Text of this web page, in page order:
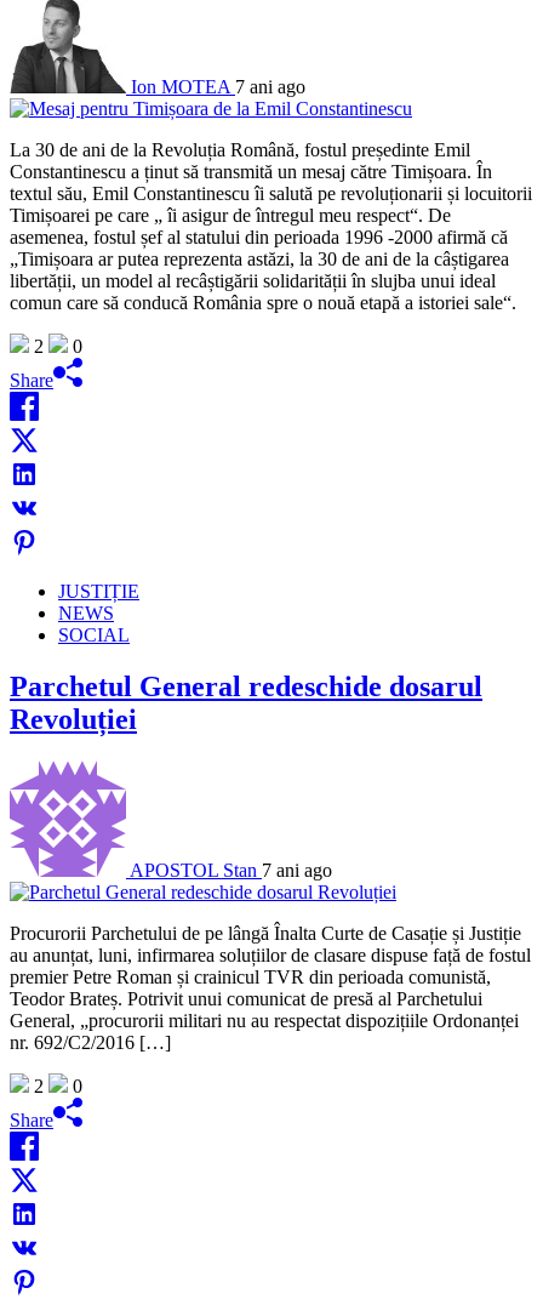
Ion MOTEA 7 ani ago
La 30 de ani de la Revoluția Română, fostul președinte Emil
Constantinescu a ținut să transmită un mesaj către Timișoara. În
textul său, Emil Constantinescu îi salută pe revoluționarii și locuitorii
Timișoarei pe care „ îi asigur de întregul meu respect“. De
asemenea, fostul șef al statului din perioada 1996 -2000 afirmă că
„Timișoara ar putea reprezenta astăzi, la 30 de ani de la câștigarea
libertății, un model al recâștigării solidarității în slujba unui ideal
comun care să conducă România spre o nouă etapă a istoriei sale“.
2
0
Share
JUSTIȚIE
NEWS
SOCIAL
Parchetul General redeschide dosarul
Revoluției
APOSTOL Stan 7 ani ago
Procurorii Parchetului de pe lângă Înalta Curte de Casație și Justiție
au anunțat, luni, infirmarea soluțiilor de clasare dispuse față de fostul
premier Petre Roman și crainicul TVR din perioada comunistă,
Teodor Brateș. Potrivit unui comunicat de presă al Parchetului
General, „procurorii militari nu au respectat dispozițiile Ordonanței
nr. 692/C2/2016 […]
2
0
Share